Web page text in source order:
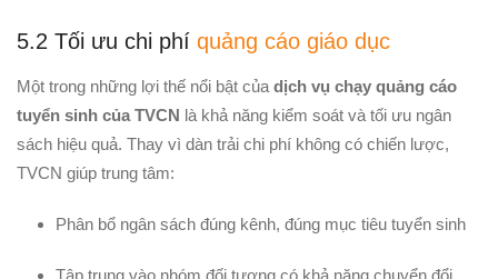
5.2 Tối ưu chi phí quảng cáo giáo dục
Một trong những lợi thế nổi bật của dịch vụ chạy quảng cáo
tuyển sinh của TVCN là khả năng kiểm soát và tối ưu ngân
sách hiệu quả. Thay vì dàn trải chi phí không có chiến lược,
TVCN giúp trung tâm:
Phân bổ ngân sách đúng kênh, đúng mục tiêu tuyển sinh
Tập trung vào nhóm đối tượng có khả năng chuyển đổi